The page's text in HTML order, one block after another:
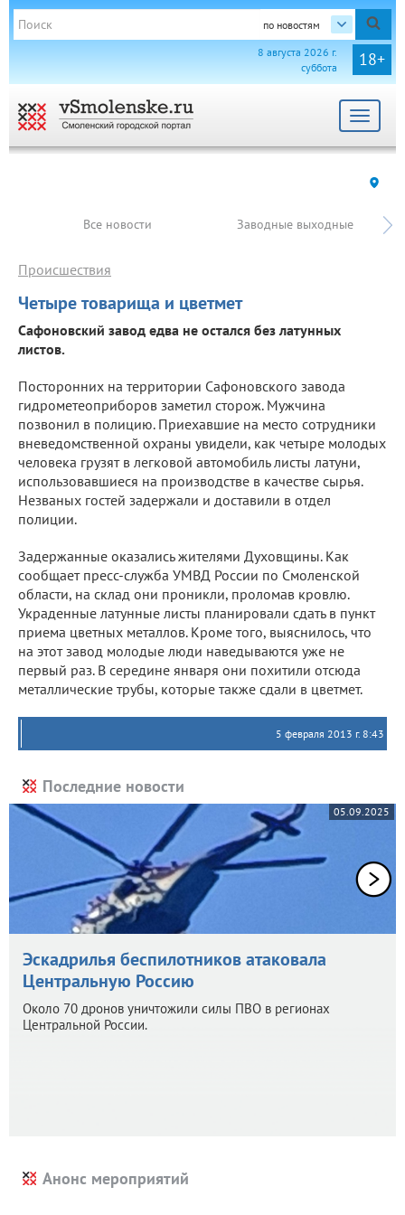
по новостям
18+
8 августа 2026 г.
суббота
Toggle
Все новости Заводные выходные
Четыре товарища и цветмет
Происшествия
Сафоновский завод едва не остался без латунных
листов.
Посторонних на территории Сафоновского завода
гидрометеоприборов заметил сторож. Мужчина
позвонил в полицию. Приехавшие на место сотрудники
вневедомственной охраны увидели, как четыре молодых
человека грузят в легковой автомобиль листы латуни,
использовавшиеся на производстве в качестве сырья.
Незваных гостей задержали и доставили в отдел
полиции.
Задержанные оказались жителями Духовщины. Как
сообщает пресс-служба УМВД России по Смоленской
области, на склад они проникли, проломав кровлю.
Украденные латунные листы планировали сдать в пункт
приема цветных металлов. Кроме того, выяснилось, что
на этот завод молодые люди наведываются уже не
первый раз. В середине января они похитили отсюда
металлические трубы, которые также сдали в цветмет.
5 февраля 2013 г. 8:43
Последние новости
05.09.2025
Эскадрилья беспилотников атаковала
Центральную Россию
Около 70 дронов уничтожили силы ПВО в регионах
Центральной России.
Анонс мероприятий